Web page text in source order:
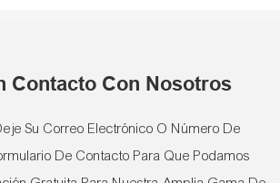
Contacto Con Nosotros
Su Correo Electrónico O Número De
De Contacto Para Que Podamos